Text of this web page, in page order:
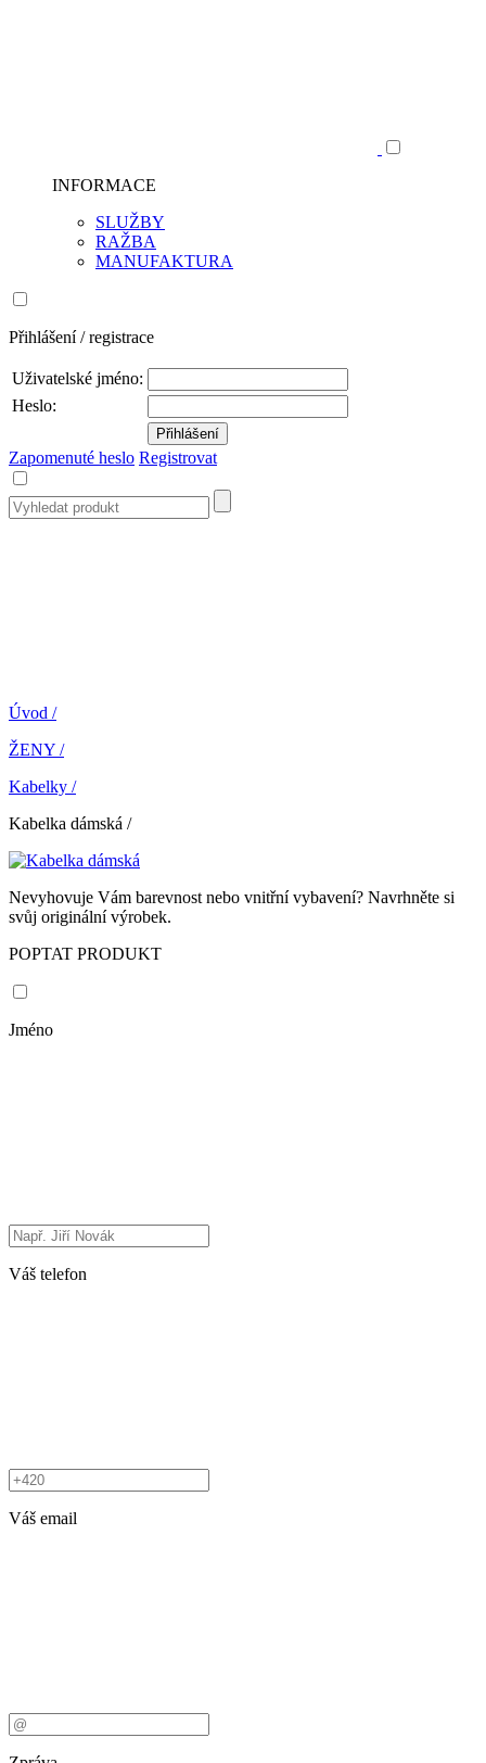
INFORMACE
SLUŽBY
RAŽBA
MANUFAKTURA
Přihlášení / registrace
Uživatelské jméno:
Heslo:
Zapomenuté heslo Registrovat
Úvod /
ŽENY /
Kabelky /
Kabelka dámská /
Nevyhovuje Vám barevnost nebo vnitřní vybavení? Navrhněte si
svůj originální výrobek.
POPTAT PRODUKT
Jméno
Váš telefon
Váš email